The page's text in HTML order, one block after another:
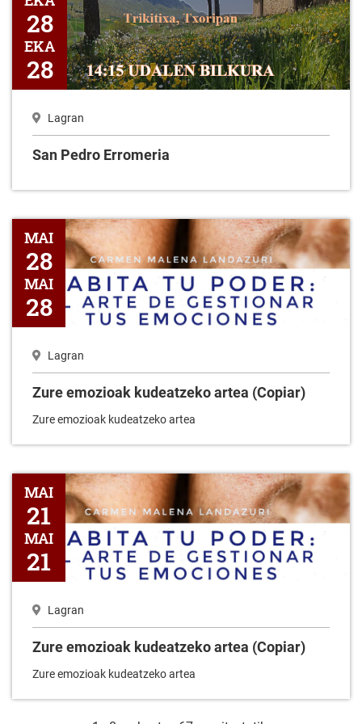
28
EKA
28
Lagran
San Pedro Erromeria
Zure emozioak kudeatzeko artea (Copiar)
MAI
28
MAI
28
Lagran
Zure emozioak kudeatzeko artea (Copiar)
Zure emozioak kudeatzeko artea
Zure emozioak kudeatzeko artea (Copiar)
MAI
21
MAI
21
Lagran
Zure emozioak kudeatzeko artea (Copiar)
Zure emozioak kudeatzeko artea